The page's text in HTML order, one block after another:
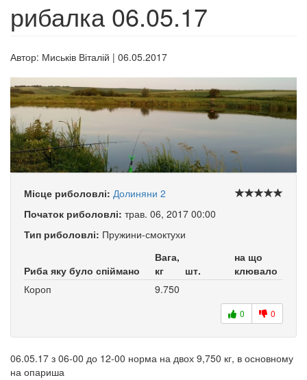
рибалка 06.05.17
Автор: Миськів Віталій | 06.05.2017
Місце риболовлі: Долиняни 2
Початок риболовлі: трав. 06, 2017 00:00
Тип риболовлі: Пружини-смоктухи
Риба яку було спіймано
Вага,
кг
шт.
на що
клювало
Короп
9.750
0 0
06.05.17 з 06-00 до 12-00 норма на двох 9,750 кг, в основному
на опариша